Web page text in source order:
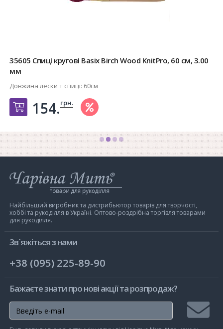
35605 Спиці кругові Basix Birch Wood KnitPro, 60 см, 3.00
мм
Довжина лески + спиці: 60см
Добавить в корзину
154.грн.
Інтернет-
магазин
Мить
Найбільший виробник та дистрибьютор товарів для творчості,
хоббі та рукоділля в Україні. Оптово-роздрібна торгівля товарами
для рукоділля.
Зв`яжіться з нами
+38 (095) 225-89-90
Бажаєте знати про нові акції та розпродаж?